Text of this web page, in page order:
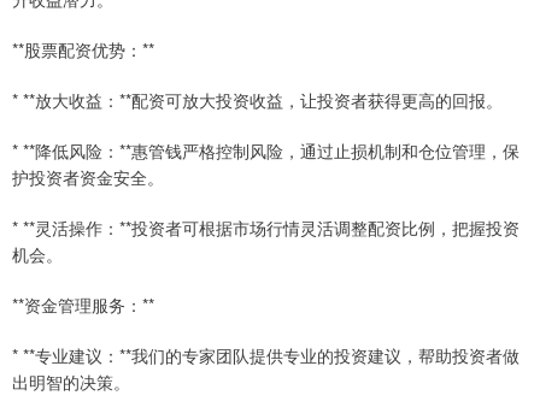
**股票配资优势：**
* **放大收益：**配资可放大投资收益，让投资者获得更高的回报。
* **降低风险：**惠管钱严格控制风险，通过止损机制和仓位管理，保
护投资者资金安全。
* **灵活操作：**投资者可根据市场行情灵活调整配资比例，把握投资
机会。
**资金管理服务：**
* **专业建议：**我们的专家团队提供专业的投资建议，帮助投资者做
出明智的决策。